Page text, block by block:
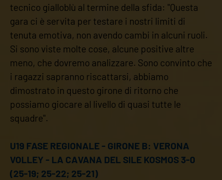
tecnico gialloblù al termine della sfida: "Questa
gara ci è servita per testare i nostri limiti di
tenuta emotiva, non avendo cambi in alcuni ruoli.
Si sono viste molte cose, alcune positive altre
meno, che dovremo analizzare. Sono convinto che
i ragazzi sapranno riscattarsi, abbiamo
dimostrato in questo girone di ritorno che
possiamo giocare al livello di quasi tutte le
squadre".
U19 FASE REGIONALE - GIRONE B: VERONA
VOLLEY - LA CAVANA DEL SILE KOSMOS 3-0
(25-19; 25-22; 25-21)